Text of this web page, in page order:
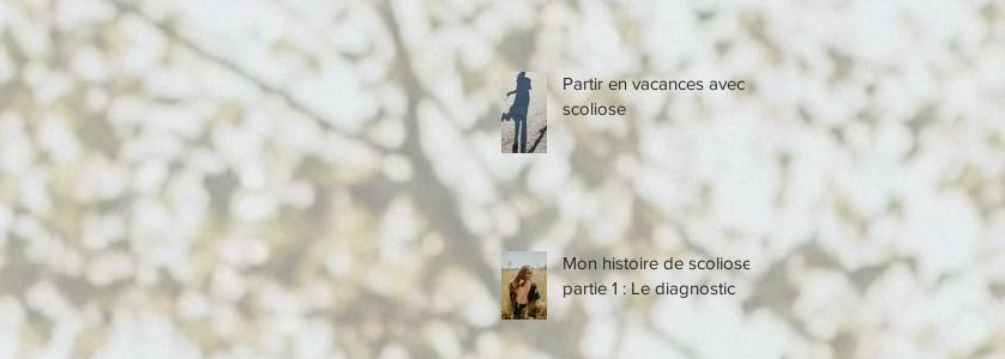
Partir en vacances avec ta
scoliose
Mon histoire de scoliose
partie 1 : Le diagnostic